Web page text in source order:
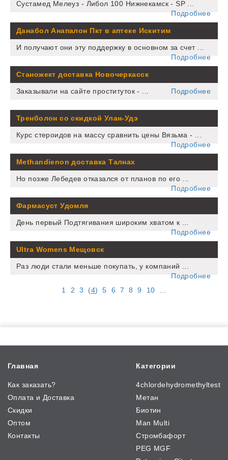
Сустамед Мелеуз - Либол 100 Нижнекамск - SP ...
Подробнее
Данабол Анапалон Пкт в аптеке Искитим
И получают они эту поддержку в основном за счет ...
Подробнее
Станожект доставка Новочеркасск
Заказывали на сайте проституток - ... Подробнее
Тренболон со скидкой Улан-Удэ
Курс стероидов на массу сравнить цены Вязьма - ...
Подробнее
Methandienon доставка Талнах
Но позже Лебедев отказался от планов по его ...
Подробнее
Фармасуст Удомля
День первый Подтягивания широким хватом к ...
Подробнее
Ultra Womens Мещовск
Раз люди стали меньше покупать, у компаний ...
Подробнее
1
2 3 (4) 5 6 7 8 9 10
Главная
Как заказать?
Оплата и Доставка
Скидки
Оптом
Контакты
Категории
4chlordehydromethyltest
Метан
Биотин
Man Multi
Стромбафорт
PEG MGF